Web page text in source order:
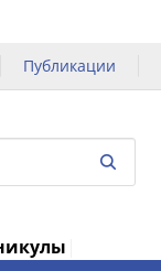
Публикации